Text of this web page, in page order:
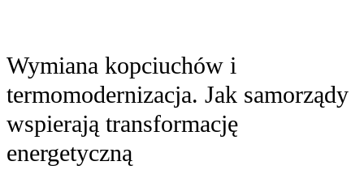
Wymiana kopciuchów i
termomodernizacja. Jak samorządy
wspierają transformację
energetyczną